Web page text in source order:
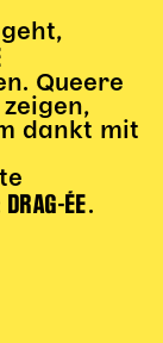
Queere
dankt mit
DRAG-ÉE.